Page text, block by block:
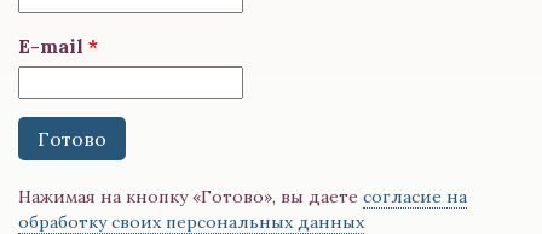
E-mail
Нажимая на кнопку «Готово», вы даете согласие на
обработку своих персональных данных